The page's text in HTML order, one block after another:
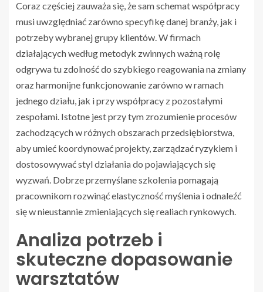
Coraz częściej zauważa się, że sam schemat współpracy
musi uwzględniać zarówno specyfikę danej branży, jak i
potrzeby wybranej grupy klientów. W firmach
działających według metodyk zwinnych ważną rolę
odgrywa tu zdolność do szybkiego reagowania na zmiany
oraz harmonijne funkcjonowanie zarówno w ramach
jednego działu, jak i przy współpracy z pozostałymi
zespołami. Istotne jest przy tym zrozumienie procesów
zachodzących w różnych obszarach przedsiębiorstwa,
aby umieć koordynować projekty, zarządzać ryzykiem i
dostosowywać styl działania do pojawiających się
wyzwań. Dobrze przemyślane szkolenia pomagają
pracownikom rozwinąć elastyczność myślenia i odnaleźć
się w nieustannie zmieniających się realiach rynkowych.
Analiza potrzeb i
skuteczne dopasowanie
warsztatów